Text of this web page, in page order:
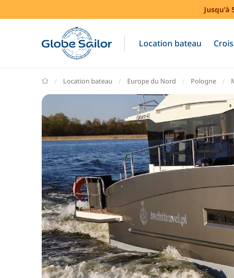
Jusqu'à
Location bateau
GlobeSailor
Location bateau Europe du Nord Pologne